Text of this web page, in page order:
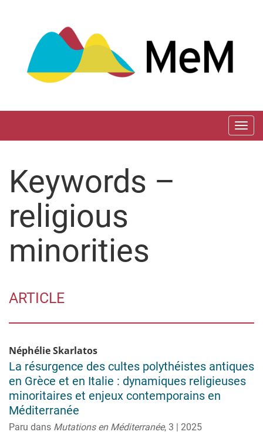
contenu
Keywords –
religious
minorities
ARTICLE
NéphélieSkarlatos
La résurgence des cultes polythéistes antiques
en Grèce et en Italie : dynamiques religieuses
minoritaires et enjeux contemporains en
Méditerranée
Paru dans Mutations en Méditerranée, 3 | 2025